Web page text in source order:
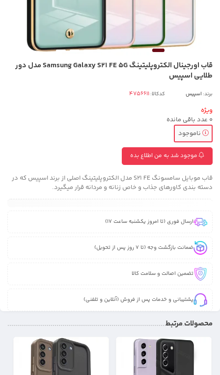
قاب اورجینال الکتروپلیتینگ Samsung Galaxy S21 FE 5G مدل دور
طلایی اسپیس
برند: اسپیس کدکالا:
ویژه
0 عدد باقی مانده
ناموجود
موجود شد به من اطلاع بده
قاب موبایل سامسونگ S21 FE مدل الکتروپلیتینگ اصلی از برند اسپیس که در
دسته بندی کاورهای جذاب و خاص زنانه و مردانه قرار میگیرد.
ارسال فوری (تا امروز یکشنبه ساعت 17)
ضمانت بازگشت وجه (تا 7 روز پس از تحویل)
تضمین اصالت و سلامت کالا
پشتیبانی و خدمات پس از فروش (آنلاین و تلفنی)
محصولات مرتبط
31%